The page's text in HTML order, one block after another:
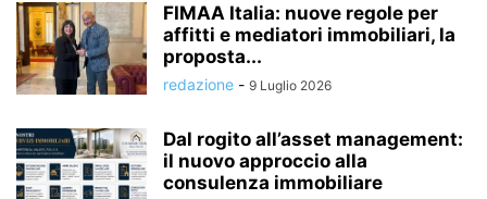
FIMAA Italia: nuove regole per
affitti e mediatori immobiliari, la
proposta...
redazione - 9 Luglio 2026
Dal rogito all’asset management:
il nuovo approccio alla
consulenza immobiliare